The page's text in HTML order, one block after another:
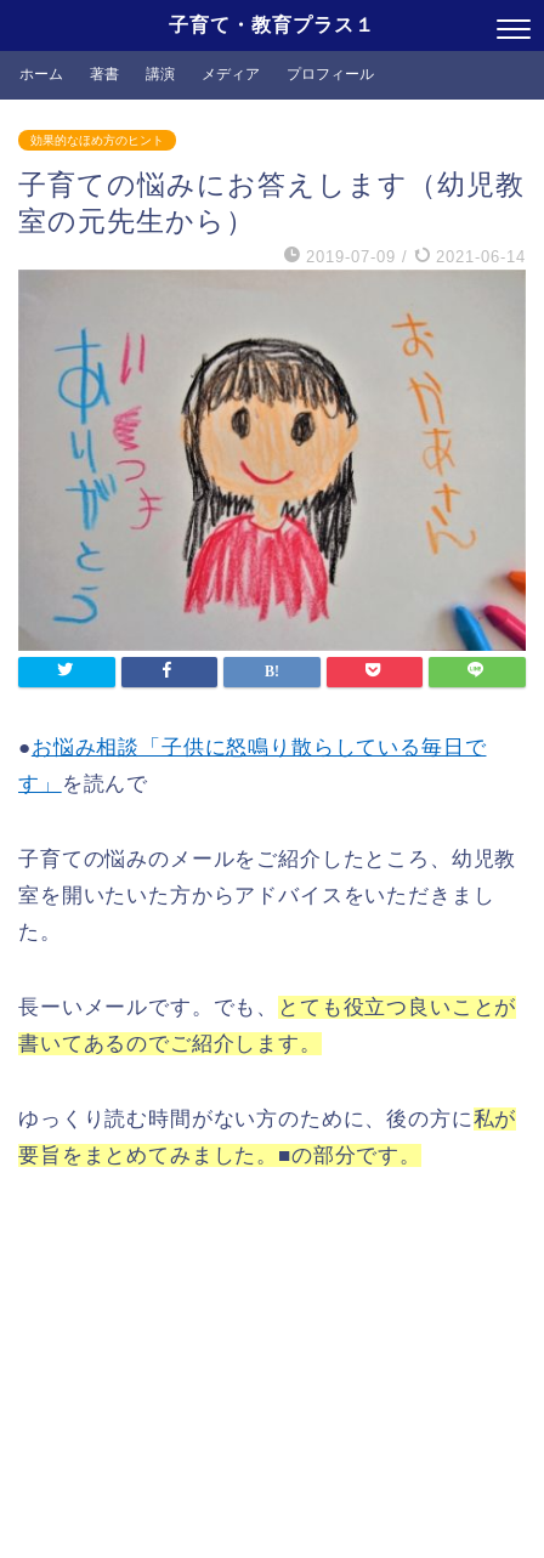
子育て・教育プラス１
ホーム 著書 講演 メディア プロフィール
効果的なほめ方のヒント
子育ての悩みにお答えします（幼児教
室の元先生から）
2019-07-09 / 2021-06-14
●お悩み相談「子供に怒鳴り散らしている毎日で
す」
を読んで
子育ての悩みのメールをご紹介したところ、幼児教
室を開いたいた方からアドバイスをいただきまし
た。
長ーいメールです。でも、
とても役立つ良いことが
書いてあるのでご紹介します。
ゆっくり読む時間がない方のために、後の方に私が
要旨をまとめてみました。■の部分です。